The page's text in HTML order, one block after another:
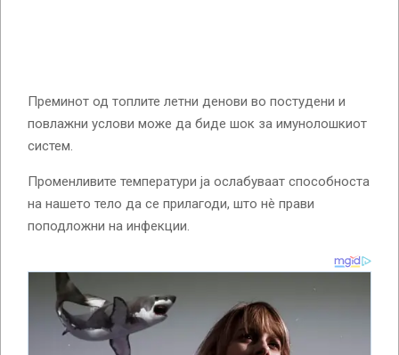
Преминот од топлите летни денови во постудени и
повлажни услови може да биде шок за имунолошкиот
систем.
Променливите температури ја ослабуваат способноста
на нашето тело да се прилагоди, што нè прави
поподложни на инфекции.